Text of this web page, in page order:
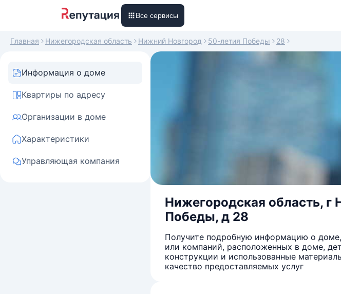
Все сервисы
Главная Нижегородская область Нижний Новгород 50-летия Победы 28
Информация о доме
Квартиры по адресу
Организации в доме
Характеристики
Управляющая компания
Нижегородская область,
Победы, д 28
Получите подробную информацию о
или компаний, расположенных в доме,
конструкции и использованные
качество предоставляемых услуг